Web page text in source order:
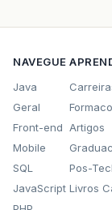
NAVEGUE
Java
Geral
Front-end
Mobile
SQL
JavaScript
Artigos
Pos-
Livros